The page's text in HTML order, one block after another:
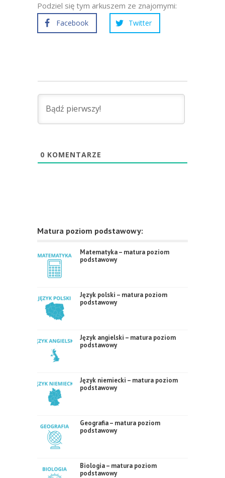
Podziel się tym arkuszem ze znajomymi:
Facebook Twitter
0 KOMENTARZE
Matura poziom podstawowy:
Matematyka – matura poziom
podstawowy
Język polski – matura poziom
podstawowy
Język angielski – matura poziom
podstawowy
Język niemiecki – matura poziom
podstawowy
Geografia – matura poziom
podstawowy
Biologia – matura poziom
podstawowy